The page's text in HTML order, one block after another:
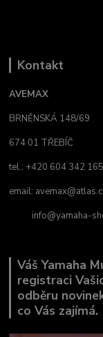
Kontakt
AVEMAX
BRNĚNSKÁ 148/69
674 01 TŘEBÍČ
tel.: +420 604 342 165
email:
info@yamaha-
Váš Yamaha
registraci
odběru
co Vás zajímá.